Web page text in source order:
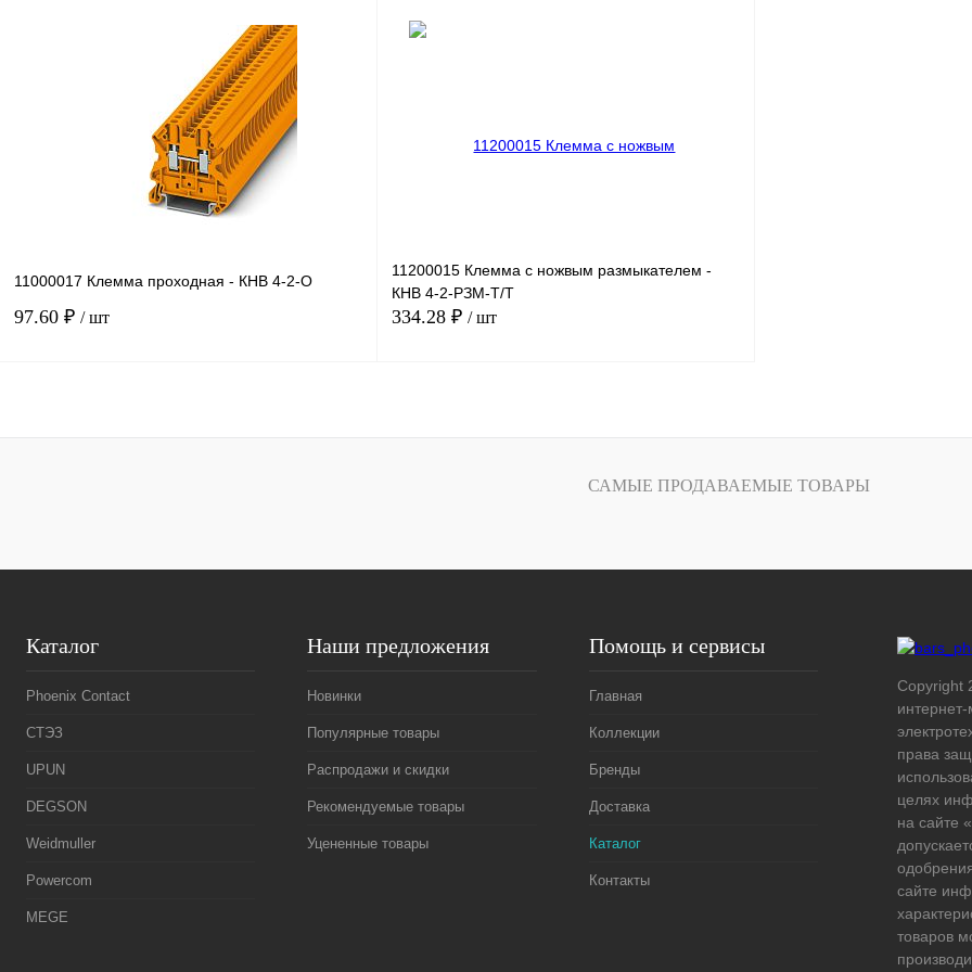
В корзину
Сравнение
Под заказ
11000017 Клемма проходная - КНВ 4-2-О
97.60 ₽ / шт
11200015 Клемма с ножвым размыкателем -
КНВ 4-2-РЗМ-Т/Т
334.28 ₽ / шт
САМЫЕ ПРОДАВАЕМЫЕ ТОВАРЫ
Каталог
Phoenix Contact
СТЭЗ
UPUN
DEGSON
Weidmuller
Powercom
MEGE
Наши предложения
Новинки
Популярные товары
Распродажи и скидки
Рекомендуемые товары
Уцененные товары
Помощь и сервисы
Главная
Коллекции
Бренды
Доставка
Каталог
Контакты
Copyright
интернет-
права
целях
на сайте
сайте
товаров